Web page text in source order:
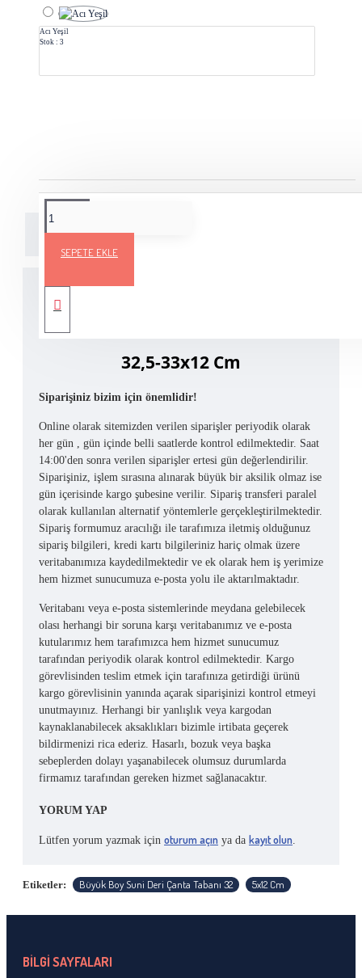
Acı Yeşil
Stok : 3
SEPETE EKLE
Açıklama Teslimat Bilgileri
Büyük Boy Deri Çanta Tabanı
32,5-33x12 Cm
Siparişiniz bizim için önemlidir!
Online olarak sitemizden verilen siparişler periyodik olarak
her gün , gün içinde belli saatlerde kontrol edilmektedir. Saat
14:00'den sonra verilen siparişler ertesi gün değerlendirilir.
Siparişiniz, işlem sırasına alınarak büyük bir aksilik olmaz ise
gün içerisinde kargo şubesine verilir. Sipariş transferi paralel
olarak kullanılan alternatif yöntemlerle gerçekleştirilmektedir.
Sipariş formumuz aracılığı ile tarafımıza iletmiş olduğunuz
sipariş bilgileri, kredi kartı bilgileriniz hariç olmak üzere
veritabanımıza kaydedilmektedir ve ek olarak hem iş yerimize
hem hizmet sunucumuza e-posta yolu ile aktarılmaktadır.
Veritabanı veya e-posta sistemlerinde meydana gelebilecek
olası herhangi bir soruna karşı veritabanımız ve e-posta
kutularımız hem tarafımızca hem hizmet sunucumuz
tarafından periyodik olarak kontrol edilmektedir. Kargo
görevlisinden teslim etmek için tarafınıza getirdiği ürünü
kargo görevlisinin yanında açarak siparişinizi kontrol etmeyi
unutmayınız. Herhangi bir yanlışlık veya kargodan
kaynaklanabilecek aksaklıkları bizimle irtibata geçerek
bildirmenizi rica ederiz. Hasarlı, bozuk veya başka
sebeplerden dolayı yaşanabilecek olumsuz durumlarda
firmamız tarafından gereken hizmet sağlanacaktır.
YORUM YAP
Lütfen yorum yazmak için oturum açın ya da kayıt olun
Etiketler: Büyük Boy Suni Deri Çanta Tabanı 32 5x12 Cm
BİLGİ SAYFALARI